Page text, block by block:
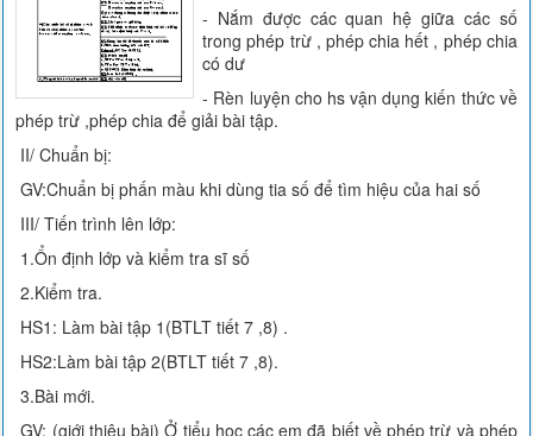
- Nắm được các quan hệ giữa các số
trong phép trừ , phép chia hết , phép chia
có dư
- Rèn luyện cho hs vận dụng kiến thức về
phép trừ ,phép chia để giải bài tập.
II/ Chuẩn bị:
GV:Chuẩn bị phấn màu khi dùng tia số để tìm hiệu của hai số
III/ Tiến trình lên lớp:
1.Ổn định lớp và kiểm tra sĩ số
2.Kiểm tra.
HS1: Làm bài tập 1(BTLT tiết 7 ,8) .
HS2:Làm bài tập 2(BTLT tiết 7 ,8).
3.Bài mới.
GV: (giới thiệu bài) Ở tiểu học các em đã biết về phép trừ và phép